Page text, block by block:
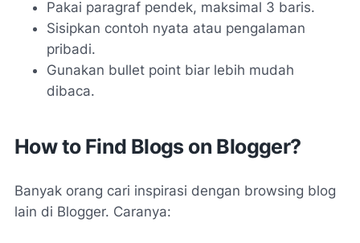
Pakai paragraf pendek, maksimal 3 baris.
Sisipkan contoh nyata atau pengalaman
pribadi.
Gunakan bullet point biar lebih mudah
dibaca.
How to Find Blogs on Blogger?
Banyak orang cari inspirasi dengan browsing blog
lain di Blogger. Caranya: